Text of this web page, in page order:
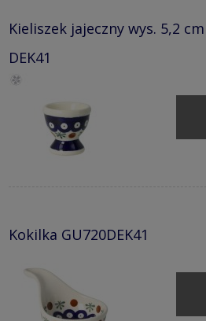
Kieliszek jajeczny wys. 5,2
DEK41
Kokilka GU720DEK41